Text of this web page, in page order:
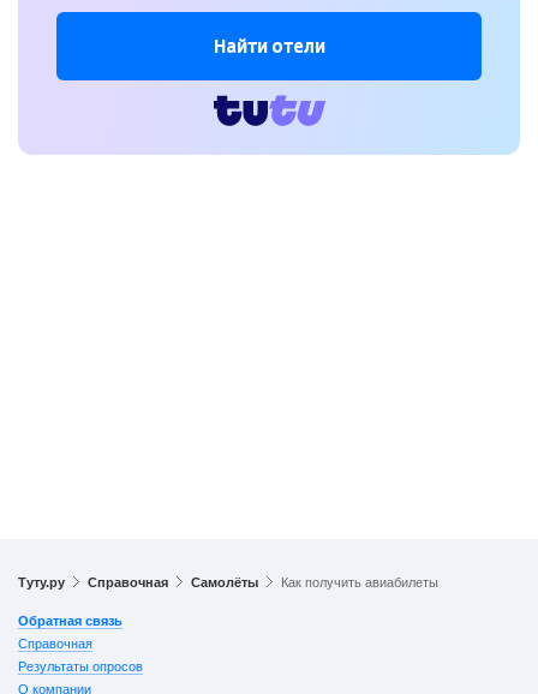
Найти отели
Туту.ру Справочная Самолёты Как получить авиабилеты
Обратная связь
Справочная
Результаты опросов
О компании